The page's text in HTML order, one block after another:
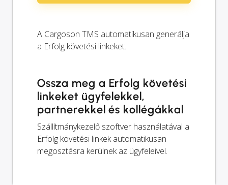
A Cargoson TMS automatikusan generálja
a Erfolg követési linkeket.
Ossza meg a Erfolg követési
linkeket ügyfelekkel,
partnerekkel és kollégákkal
Szállítmánykezelő szoftver használatával a
Erfolg követési linkek automatikusan
megosztásra kerülnek az ügyfeleivel.